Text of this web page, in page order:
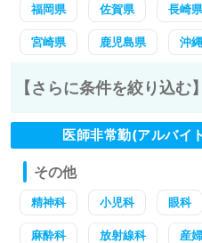
福岡県 佐賀県 長崎県
宮崎県 鹿児島県 沖
【さらに条件を絞り込む】
医師非常勤(アルバイ
その他
精神科 小児科 眼科
麻酔科 放射線科 産